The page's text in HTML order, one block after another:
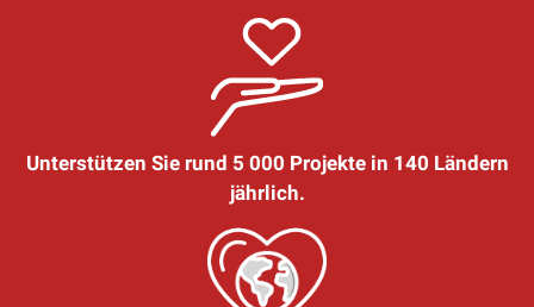
Unterstützen Sie rund 5 000 Projekte in 140 Ländern
jährlich.